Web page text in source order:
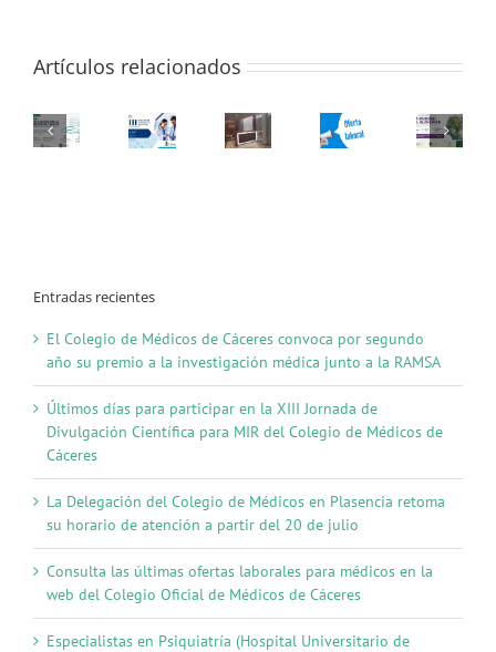
Artículos relacionados
Entradas recientes
El Colegio de Médicos de Cáceres convoca por segundo
año su premio a la investigación médica junto a la RAMSA
Últimos días para participar en la XIII Jornada de
Divulgación Científica para MIR del Colegio de Médicos de
Cáceres
La Delegación del Colegio de Médicos en Plasencia retoma
su horario de atención a partir del 20 de julio
Consulta las últimas ofertas laborales para médicos en la
web del Colegio Oficial de Médicos de Cáceres
Especialistas en Psiquiatría (Hospital Universitario de